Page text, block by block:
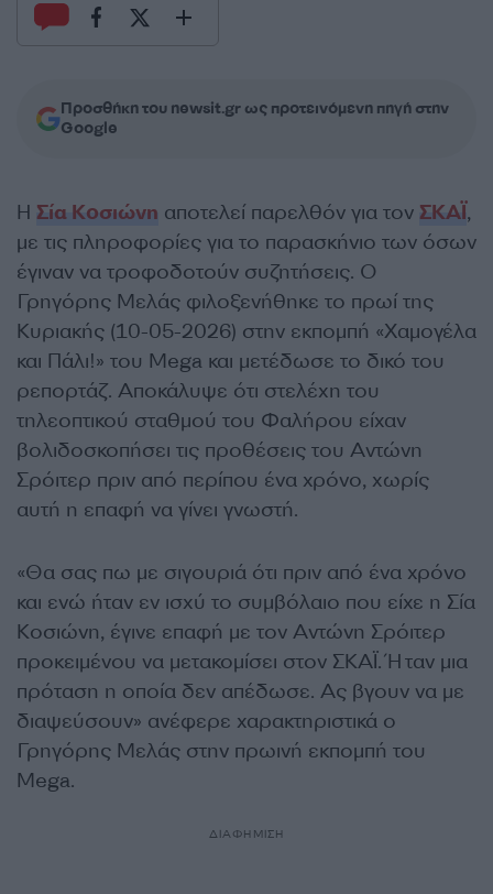
Προσθήκη του newsit.gr ως προτεινόμενη πηγή στην
Google
Η Σία Κοσιώνη αποτελεί παρελθόν για τον ΣΚΑΪ,
με τις πληροφορίες για το παρασκήνιο των όσων
έγιναν να τροφοδοτούν συζητήσεις. Ο
Γρηγόρης Μελάς φιλοξενήθηκε το πρωί της
Κυριακής (10-05-2026) στην εκπομπή «Χαμογέλα
και Πάλι!» του Mega και μετέδωσε το δικό του
ρεπορτάζ. Αποκάλυψε ότι στελέχη του
τηλεοπτικού σταθμού του Φαλήρου είχαν
βολιδοσκοπήσει τις προθέσεις του Αντώνη
Σρόιτερ πριν από περίπου ένα χρόνο, χωρίς
αυτή η επαφή να γίνει γνωστή.
«Θα σας πω με σιγουριά ότι πριν από ένα χρόνο
και ενώ ήταν εν ισχύ το συμβόλαιo που είχε η Σία
Κοσιώνη, έγινε επαφή με τον Αντώνη Σρόιτερ
προκειμένου να μετακομίσει στον ΣΚΑΪ. Ήταν μια
πρόταση η οποία δεν απέδωσε. Ας βγουν να με
διαψεύσουν» ανέφερε χαρακτηριστικά ο
Γρηγόρης Μελάς στην πρωινή εκπομπή του
Mega.
ΔΙΑΦΗΜΙΣΗ